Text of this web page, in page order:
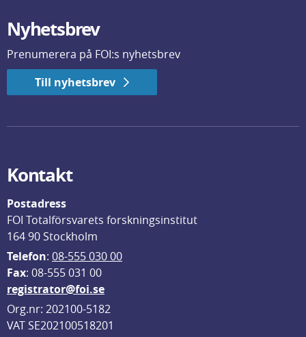
Nyhetsbrev
Prenumerera på FOI:s nyhetsbrev
Till nyhetsbrev
Kontakt
Postadress
FOI Totalförsvarets forskningsinstitut
164 90 Stockholm
Telefon: 08-555 030 00
Fax: 08-555 031 00
registrator@foi.se
Org.nr: 202100-5182
VAT SE202100518201